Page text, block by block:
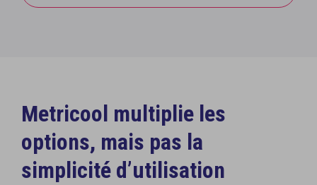
Metricool multiplie les
options, mais pas la
simplicité d’utilisation